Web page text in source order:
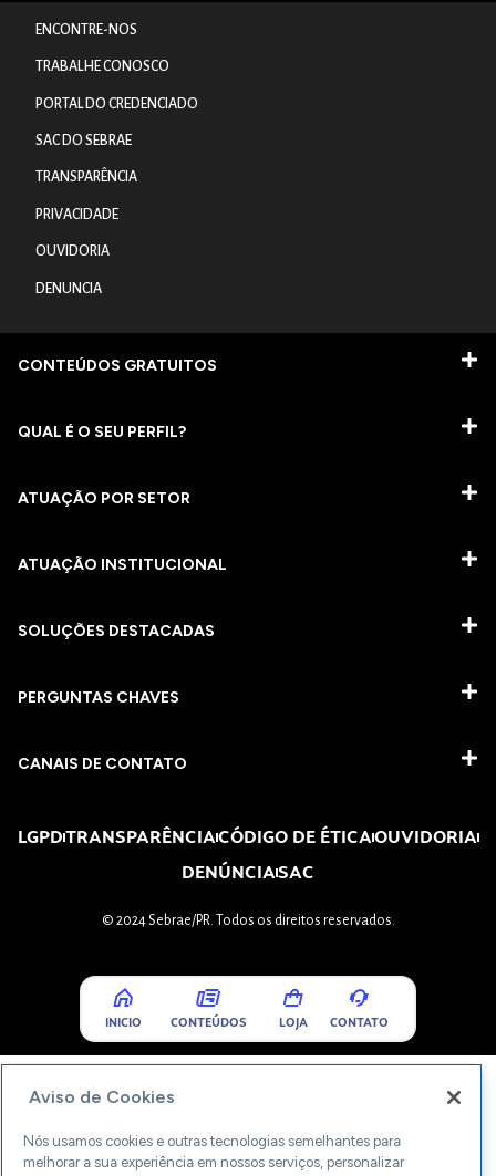
ENCONTRE-NOS
TRABALHE CONOSCO
PORTAL DO CREDENCIADO
SAC DO SEBRAE
TRANSPARÊNCIA
PRIVACIDADE
OUVIDORIA
DENUNCIA
CONTEÚDOS GRATUITOS
QUAL É O SEU PERFIL?
ATUAÇÃO POR SETOR
ATUAÇÃO INSTITUCIONAL
SOLUÇÕES DESTACADAS
PERGUNTAS CHAVES​
CANAIS DE CONTATO
LGPDTRANSPARÊNCIACÓDIGO DE ÉTICAOUVIDORIA
DENÚNCIASAC
© 2024 Sebrae/PR. Todos os direitos reservados.
INICIO CONTEÚDOS LOJA CONTATO
Aviso de Cookies
Nós usamos cookies e outras tecnologias semelhantes para
melhorar a sua experiência em nossos serviços, personalizar